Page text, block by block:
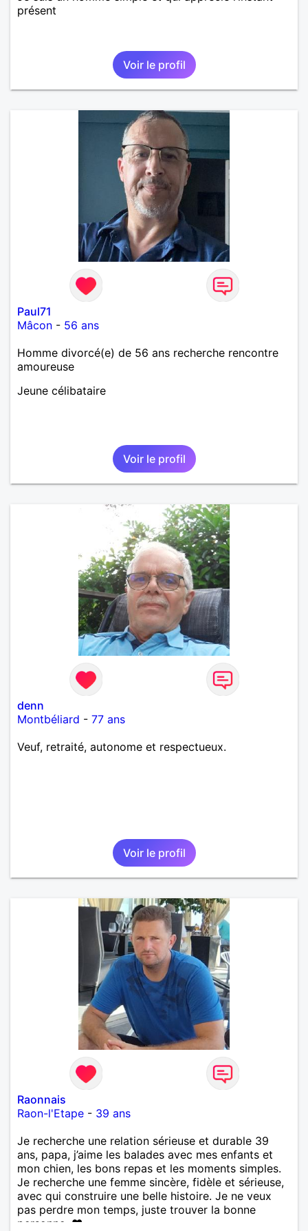
présent
Voir le profil
Paul71
Mâcon - 56 ans
Homme divorcé(e) de 56 ans recherche rencontre
amoureuse
Jeune célibataire
Voir le profil
denn
Montbéliard - 77 ans
Veuf, retraité, autonome et respectueux.
Voir le profil
Raonnais
Raon-l'Etape - 39 ans
Je recherche une relation sérieuse et durable 39
ans, papa, j’aime les balades avec mes enfants et
mon chien, les bons repas et les moments simples.
Je recherche une femme sincère, fidèle et sérieuse,
avec qui construire une belle histoire. Je ne veux
pas perdre mon temps, juste trouver la bonne
personne. ❤️